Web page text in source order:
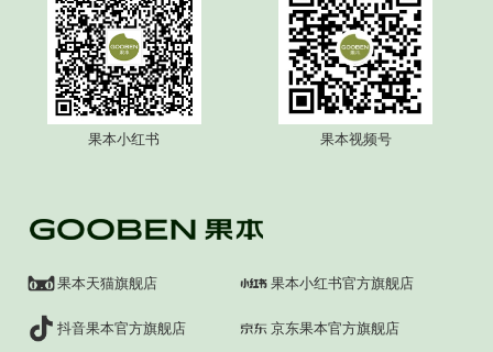
果本小红书 果本视频号
果本天猫旗舰店 果本小红书官方旗舰店
抖音果本官方旗舰店 京东果本官方旗舰店